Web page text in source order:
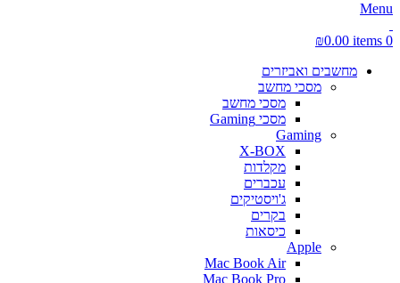
Menu
0
items
₪0.00
מחשבים ואביזרים
מסכי מחשב
מסכי מחשב
מסכי Gaming
Gaming
X-BOX
מקלדות
עכברים
ג'ויסטיקים
בקרים
כיסאות
Apple
Mac Book Air
Mac Book Pro